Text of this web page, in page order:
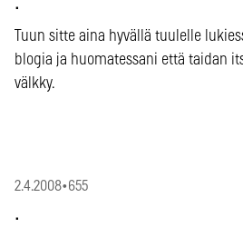
Tuun sitte aina hyvällä tuulelle
blogia ja huomatessani että taidan
välkky.
2.4.2008•655
.